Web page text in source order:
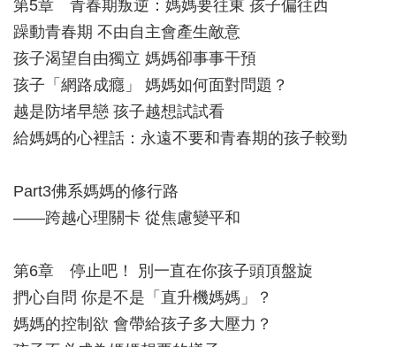
第5章 青春期叛逆：媽媽要往東 孩子偏往西
躁動青春期 不由自主會產生敵意
孩子渴望自由獨立 媽媽卻事事干預
孩子「網路成癮」 媽媽如何面對問題？
越是防堵早戀 孩子越想試試看
給媽媽的心裡話：永遠不要和青春期的孩子較勁
Part3佛系媽媽的修行路
——跨越心理關卡 從焦慮變平和
第6章 停止吧！ 別一直在你孩子頭頂盤旋
捫心自問 你是不是「直升機媽媽」？
媽媽的控制欲 會帶給孩子多大壓力？